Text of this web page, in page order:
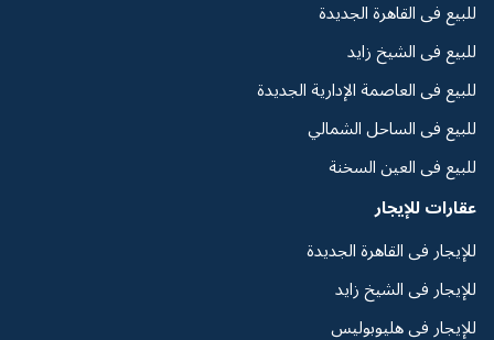
للبيع فى القاهرة الجديدة
للبيع فى الشيخ زايد
للبيع فى العاصمة الإدارية الجديدة
للبيع فى الساحل الشمالي
للبيع فى العين السخنة
عقارات للإيجار
للإيجار فى القاهرة الجديدة
للإيجار فى الشيخ زايد
للإيجار فى هليوبوليس